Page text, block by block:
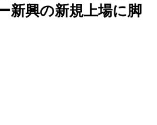
新興の新規上場に脚